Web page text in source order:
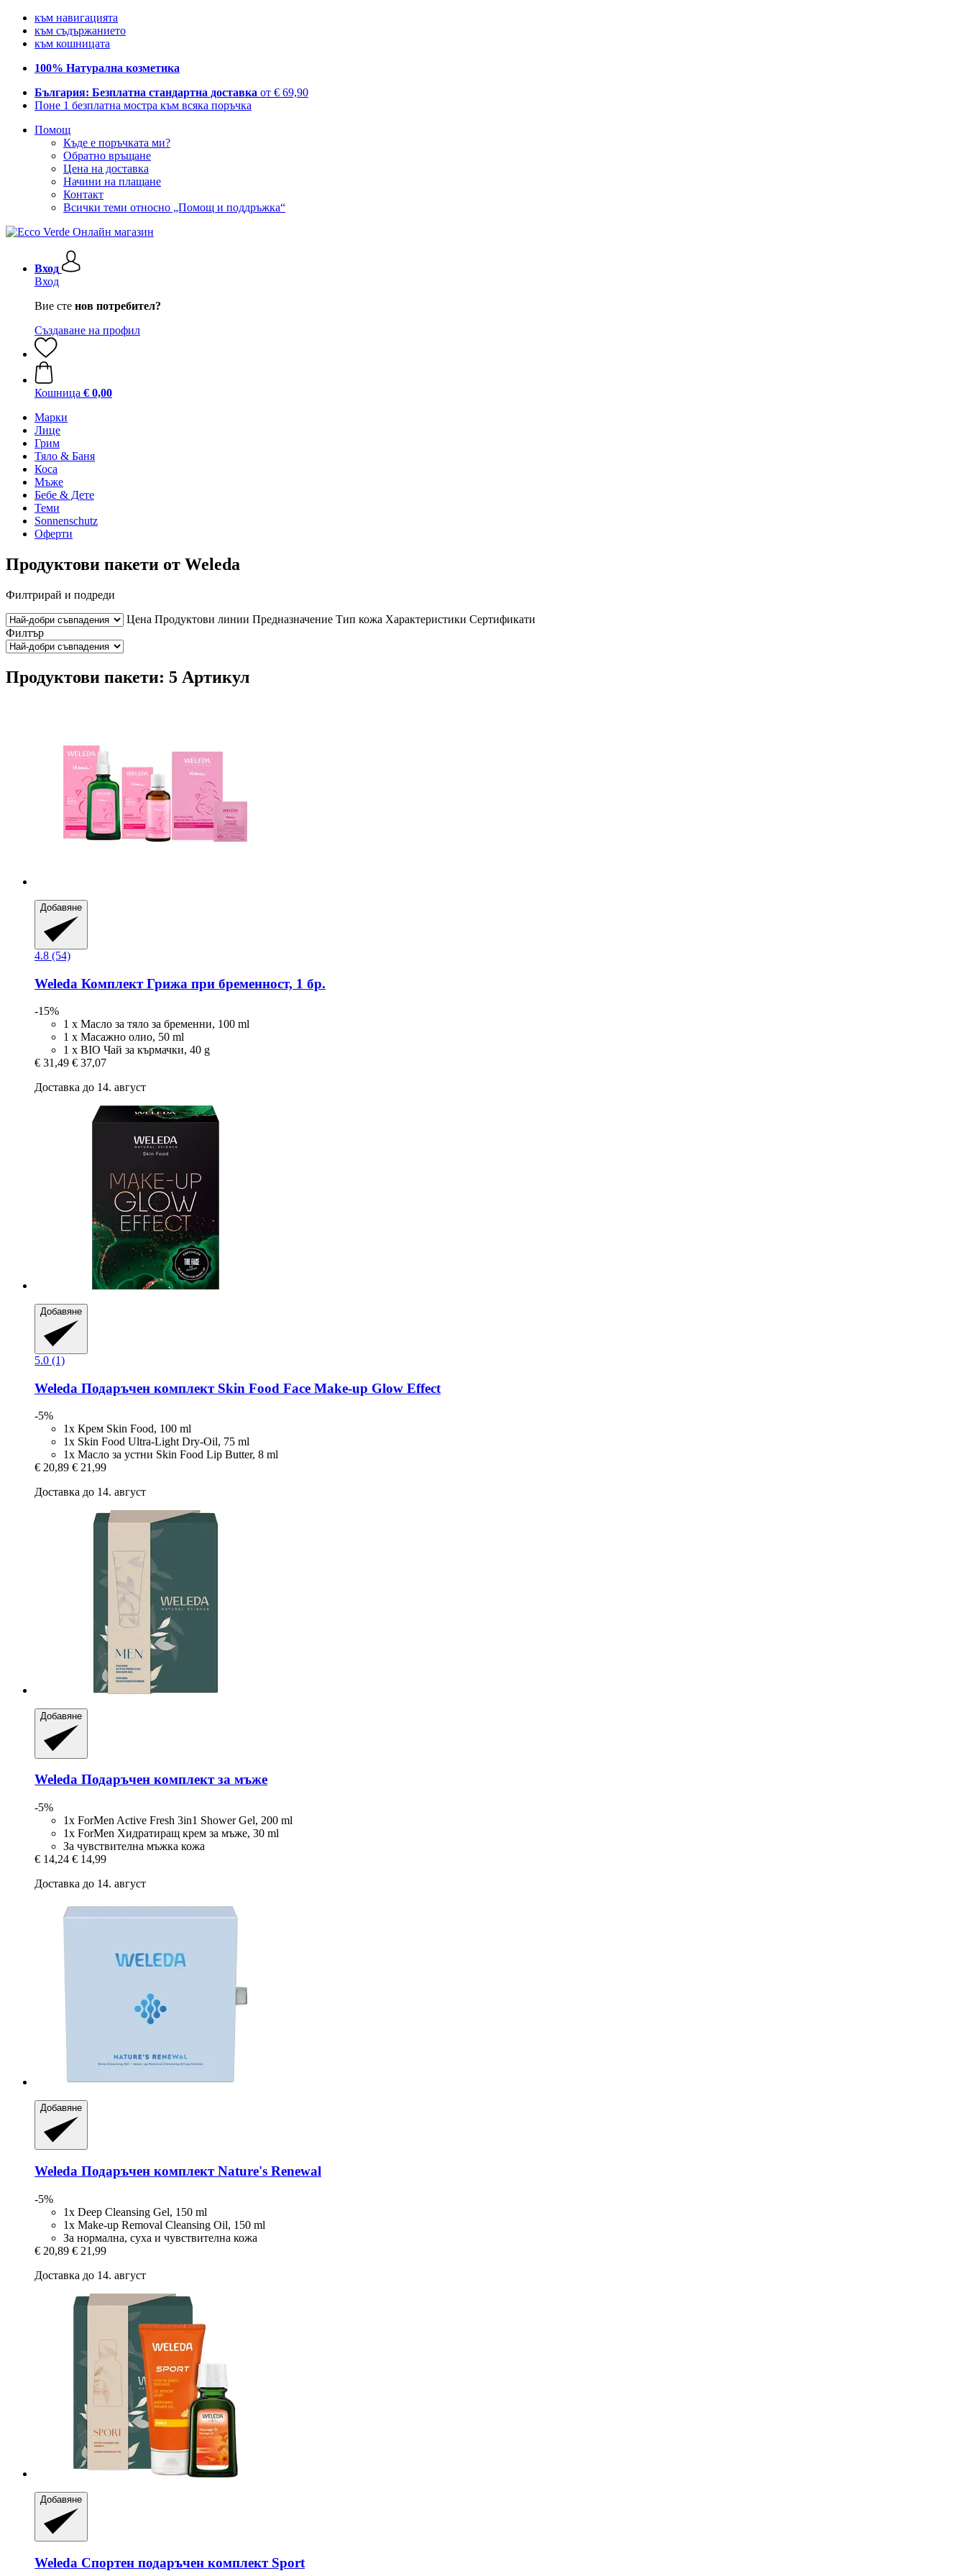
към навигацията
към съдържанието
към кошницата
100% Натурална козметика
България: Безплатна стандартна доставка от € 69,90
Поне 1 безплатна мостра към всяка поръчка
Помощ
Къде е поръчката ми?
Обратно връщане
Цена на доставка
Начини на плащане
Контакт
Всички теми относно „Помощ и поддръжка“
Вход
Вход
Вие сте нов потребител?
Създаване на профил
Кошница € 0,00
Марки
Лице
Грим
Тяло & Баня
Коса
Мъже
Бебе & Дете
Теми
Sonnenschutz
Оферти
Продуктови пакети от Weleda
Филтрирай и подреди
Цена Продуктови линии Предназначение Тип кожа Характеристики Сертификати
Филтър
Продуктови пакети: 5 Артикул
Добавяне
4.8 (54)
Weleda Комплект Грижа при бременност, 1 бр.
-15%
1 х Масло за тяло за бременни, 100 ml
1 х Mасажно олио, 50 ml
1 х BIO Чай за кърмачки, 40 g
€ 31,49 € 37,07
Доставка до 14. август
Добавяне
5.0 (1)
Weleda Подаръчен комплект Skin Food Face Make-​up Glow Effect
-5%
1x Крем Skin Food, 100 ml
1x Skin Food Ultra-Light Dry-Oil, 75 ml
1x Масло за устни Skin Food Lip Butter, 8 ml
€ 20,89 € 21,99
Доставка до 14. август
Добавяне
Weleda Подаръчен комплект за мъже
-5%
1x ForMen Active Fresh 3in1 Shower Gel, 200 ml
1x ForMen Хидратиращ крем за мъже, 30 ml
За чувствителна мъжка кожа
€ 14,24 € 14,99
Доставка до 14. август
Добавяне
Weleda Подаръчен комплект Nature's Renewal
-5%
1x Deep Cleansing Gel, 150 ml
1x Make-up Removal Cleansing Oil, 150 ml
За нормална, суха и чувствителна кожа
€ 20,89 € 21,99
Доставка до 14. август
Добавяне
Weleda Спортен подаръчен комплект Sport